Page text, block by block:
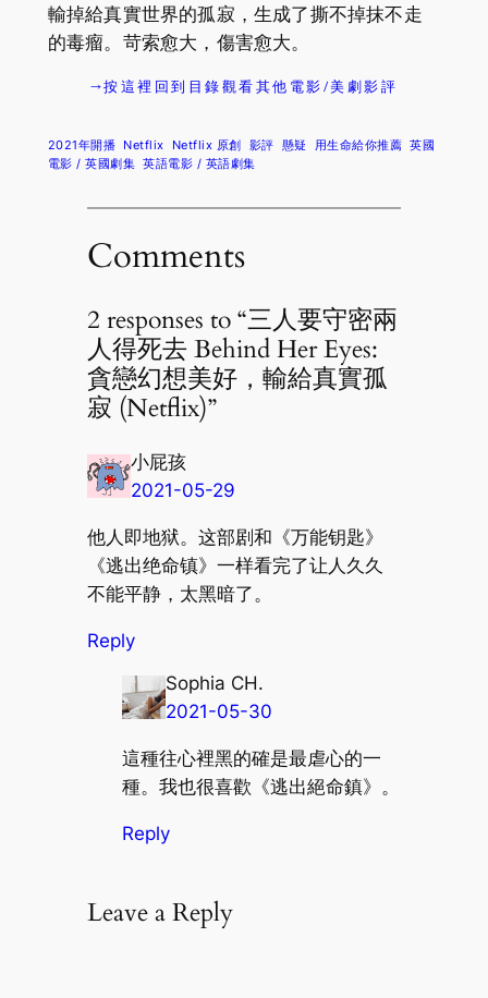
輸掉給真實世界的孤寂，生成了撕不掉抹不走
的毒瘤。苛索愈大，傷害愈大。
→按這裡回到目錄觀看其他電影/美劇影評
2021年開播 Netflix Netflix 原創 影評 懸疑 用生命給你推薦 英國
電影 / 英國劇集 英語電影 / 英語劇集
Comments
2 responses to “三人要守密兩
人得死去 Behind Her Eyes:
貪戀幻想美好，輸給真實孤
寂 (Netflix)”
小屁孩
2021-05-29
他人即地狱。这部剧和《万能钥匙》
《逃出绝命镇》一样看完了让人久久
不能平静，太黑暗了。
Reply
Sophia CH.
2021-05-30
這種往心裡黑的確是最虐心的一
種。我也很喜歡《逃出絕命鎮》。
Reply
Leave a Reply